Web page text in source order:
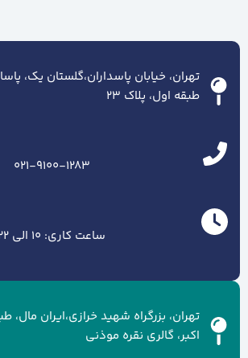
تهران، خیابان پاسداران،گلستان یک،
طبقه اول، پلاک ۲۳
021-9100-1283
ساعت کاری: 10 الی 22
اکبر، گالری نقره موذنی